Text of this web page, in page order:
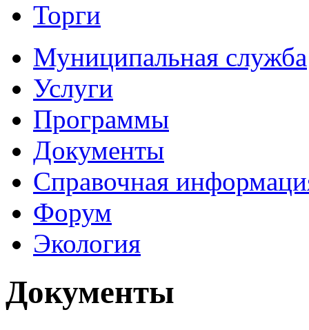
Торги
Муниципальная служба
Услуги
Программы
Документы
Справочная
Форум
Экология
Документы